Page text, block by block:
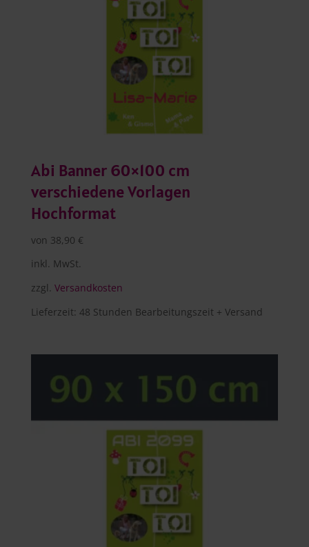
Abi Banner 60×100 cm
verschiedene Vorlagen
Hochformat
von 38,90 €
inkl. MwSt.
zzgl. Versandkosten
Lieferzeit: 48 Stunden Bearbeitungszeit + Versand